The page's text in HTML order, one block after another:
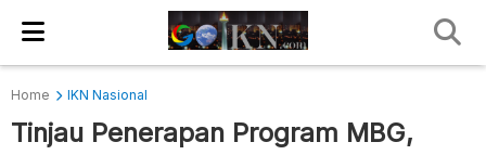
Home IKN Nasional
Tinjau Penerapan Program MBG,